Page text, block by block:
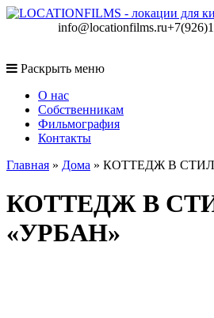
info@locationfilms.ru
Раскрыть меню
O нас
Собственникам
Фильмография
Контакты
Главная » Дома » КОТТЕДЖ В
КОТТЕДЖ В
«УРБАН»